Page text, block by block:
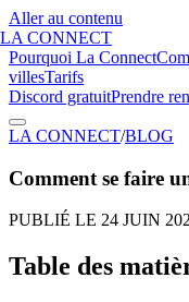
Aller au contenu
LA CONNECT
Pourquoi La Connect
villesTarifs
Discord gratuitPrendre
LA CONNECT/BLOG
Comment se faire
PUBLIÉ LE 24 JUIN
Table des